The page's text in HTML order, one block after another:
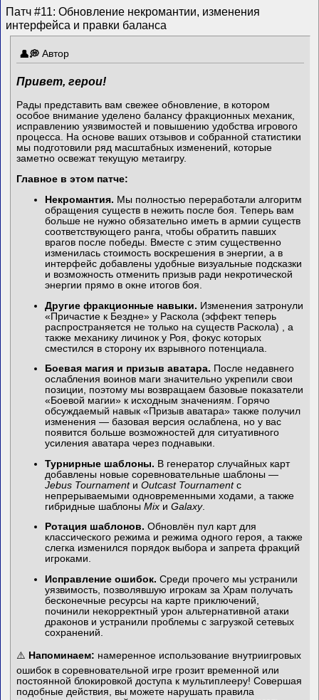
Патч #11: Обновление некромантии, изменения
интерфейса и правки баланса
Автор
Привет, герои!
Рады представить вам свежее обновление, в котором
особое внимание уделено балансу фракционных механик,
исправлению уязвимостей и повышению удобства игрового
процесса. На основе ваших отзывов и собранной статистики
мы подготовили ряд масштабных изменений, которые
заметно освежат текущую метаигру.
Главное в этом патче:
Некромантия. Мы полностью переработали алгоритм
обращения существ в нежить после боя. Теперь вам
больше не нужно обязательно иметь в армии существ
соответствующего ранга, чтобы обратить павших
врагов после победы. Вместе с этим существенно
изменилась стоимость воскрешения в энергии, а в
интерфейс добавлены удобные визуальные подсказки
и возможность отменить призыв ради некротической
энергии прямо в окне итогов боя.
Другие фракционные навыки. Изменения затронули
«Причастие к Бездне» у Раскола (эффект теперь
распространяется не только на существ Раскола) , а
также механику личинок у Роя, фокус которых
сместился в сторону их взрывного потенциала.
Боевая магия и призыв аватара. После недавнего
ослабления воинов маги значительно укрепили свои
позиции, поэтому мы возвращаем базовые показатели
«Боевой магии» к исходным значениям. Горячо
обсуждаемый навык «Призыв аватара» также получил
изменения — базовая версия ослаблена, но у вас
появится больше возможностей для ситуативного
усиления аватара через поднавыки.
Турнирные шаблоны. В генератор случайных карт
добавлены новые соревновательные шаблоны —
Jebus TournamentиOutcast Tournamentс
непрерываемыми одновременными ходами, а также
гибридные шаблоныMix иGalaxy.
Ротация шаблонов. Обновлён пул карт для
классического режима и режима одного героя, а также
слегка изменился порядок выбора и запрета фракций
игроками.
Исправление ошибок. Среди прочего мы устранили
уязвимость, позволявшую игрокам за Храм получать
бесконечные ресурсы на карте приключений,
починили некорректный урон альтернативной атаки
драконов и устранили проблемы с загрузкой сетевых
сохранений.
⚠️ Напоминаем: намеренное использование внутриигровых
ошибок в соревновательной игре грозит временной или
постоянной блокировкой доступа к мультиплееру! Совершая
подобные действия, вы можете нарушать правила